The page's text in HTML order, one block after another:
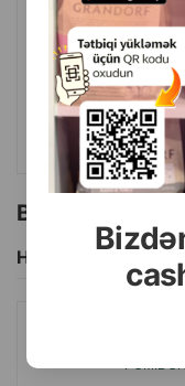
( Rəylər)
Çəki
1 ədəd
Bu brendin
Hamısını Gör